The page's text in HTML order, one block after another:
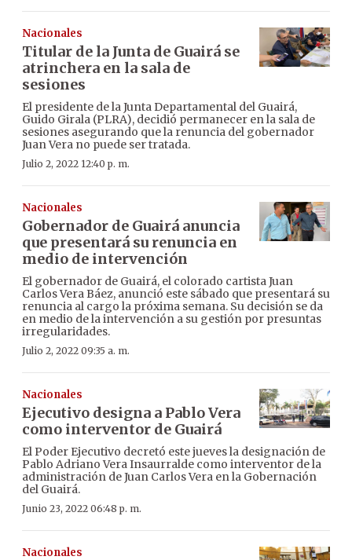
Nacionales
Titular de la Junta de Guairá se
atrinchera en la sala de
sesiones
El presidente de la Junta Departamental del Guairá,
Guido Girala (PLRA), decidió permanecer en la sala de
sesiones asegurando que la renuncia del gobernador
Juan Vera no puede ser tratada.
Julio 2, 2022 12:40 p. m.
Nacionales
Gobernador de Guairá anuncia
que presentará su renuncia en
medio de intervención
El gobernador de Guairá, el colorado cartista Juan
Carlos Vera Báez, anunció este sábado que presentará su
renuncia al cargo la próxima semana. Su decisión se da
en medio de la intervención a su gestión por presuntas
irregularidades.
Julio 2, 2022 09:35 a. m.
Nacionales
Ejecutivo designa a Pablo Vera
como interventor de Guairá
El Poder Ejecutivo decretó este jueves la designación de
Pablo Adriano Vera Insaurralde como interventor de la
administración de Juan Carlos Vera en la Gobernación
del Guairá.
Junio 23, 2022 06:48 p. m.
Nacionales